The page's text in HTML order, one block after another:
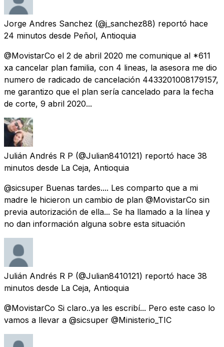
Jorge Andres Sanchez (@j_sanchez88) reportó hace
24 minutos desde Peñol, Antioquia
@MovistarCo el 2 de abril 2020 me comunique al *611
xa cancelar plan familia, con 4 lineas, la asesora me dio
numero de radicado de cancelación 4433201008179157,
me garantizo que el plan sería cancelado para la fecha
de corte, 9 abril 2020...
Julián Andrés R P (@Julian8410121) reportó hace 38
minutos desde La Ceja, Antioquia
@sicsuper Buenas tardes.... Les comparto que a mi
madre le hicieron un cambio de plan @MovistarCo sin
previa autorización de ella... Se ha llamado a la línea y
no dan información alguna sobre esta situación
Julián Andrés R P (@Julian8410121) reportó hace 38
minutos desde La Ceja, Antioquia
@MovistarCo Si claro..ya les escribí... Pero este caso lo
vamos a llevar a @sicsuper @Ministerio_TIC